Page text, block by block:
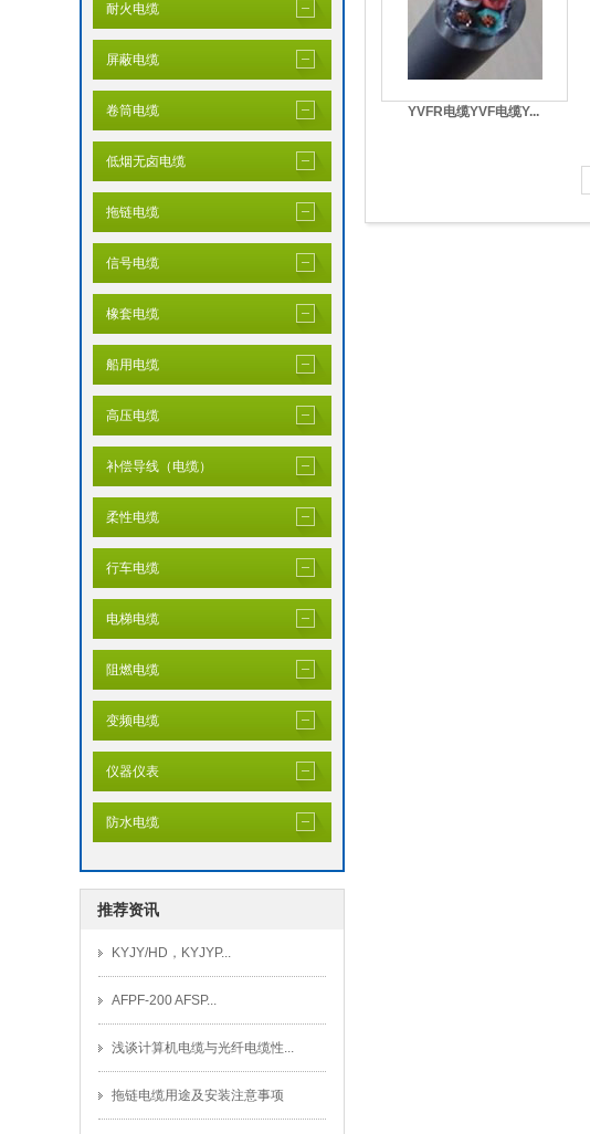
耐火电缆
屏蔽电缆
卷筒电缆
低烟无卤电缆
拖链电缆
信号电缆
橡套电缆
船用电缆
高压电缆
补偿导线（电缆）
柔性电缆
行车电缆
电梯电缆
阻燃电缆
变频电缆
仪器仪表
防水电缆
推荐资讯
KYJY/HD，KYJYP...
AFPF-200 AFSP...
浅谈计算机电缆与光纤电缆性...
拖链电缆用途及安装注意事项
YVFR电缆YVF电缆Y...